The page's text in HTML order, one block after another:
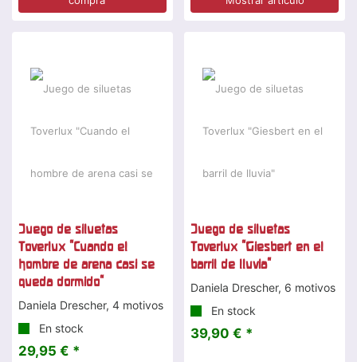
Juego de siluetas
Toverlux "Cuando el
hombre de arena casi se
queda dormido"
Daniela Drescher, 4 motivos
En stock
29,95 € *
Juego de siluetas
Toverlux "Giesbert en el
barril de lluvia"
Daniela Drescher, 6 motivos
En stock
39,90 € *